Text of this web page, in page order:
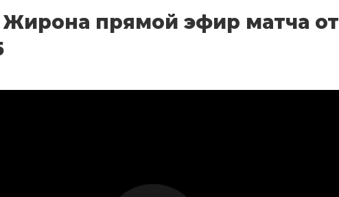
прямой эфир матча от